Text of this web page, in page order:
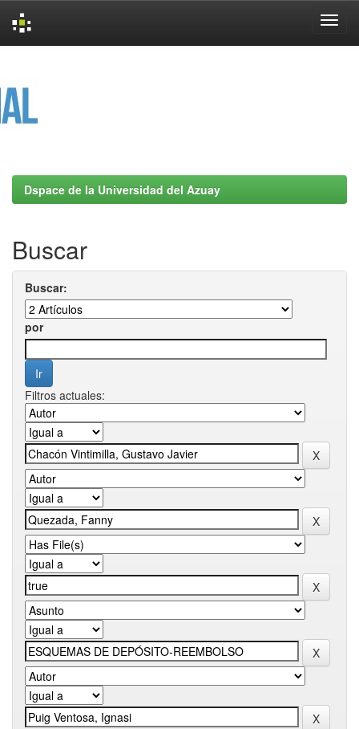
Dspace de la Universidad del Azuay
Buscar
Buscar:
por
Filtros actuales: